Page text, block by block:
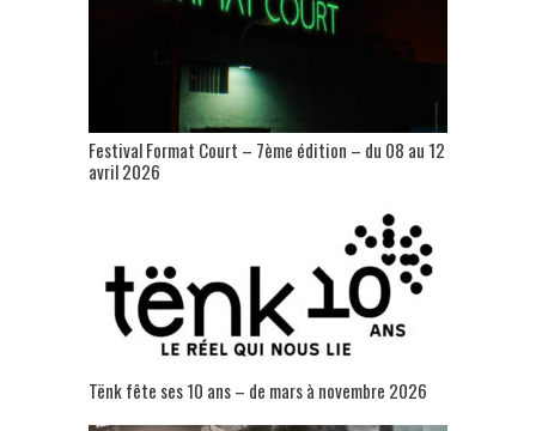
Festival Format Court – 7ème édition – du 08 au 12
avril 2026
Tënk fête ses 10 ans – de mars à novembre 2026